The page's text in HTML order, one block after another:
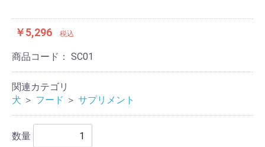
￥5,296 税込
商品コード： SC01
関連カテゴリ
犬 ＞ フード ＞ サプリメント
数量